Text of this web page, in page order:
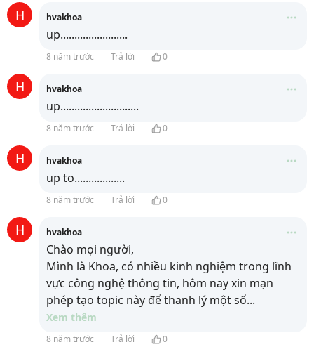
H hvakhoa
up........................
8 năm trước Trả lời 0
H hvakhoa
up............................
8 năm trước Trả lời 0
H hvakhoa
up to..................
8 năm trước Trả lời 0
H hvakhoa
Chào mọi người,
Mình là Khoa, có nhiều kinh nghiệm trong lĩnh
vực công nghệ thông tin, hôm nay xin mạn
phép tạo topic này để thanh lý một số...
Xem thêm
8 năm trước Trả lời 0